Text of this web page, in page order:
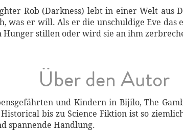
Rob (Darkness) lebt in einer Welt aus
was er will. Als er die unschuldige Eve das
Hunger stillen oder wird sie an ihm
Über den Autor
und Kindern in Bijilo, The
bis zu Science Fiktion ist so
spannende Handlung.